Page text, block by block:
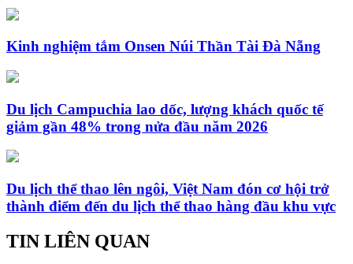
Kinh nghiệm tắm Onsen Núi Thần Tài Đà Nẵng
Du lịch Campuchia lao dốc, lượng khách quốc tế
giảm gần 48% trong nửa đầu năm 2026
Du lịch thể thao lên ngôi, Việt Nam đón cơ hội trở
thành điểm đến du lịch thể thao hàng đầu khu vực
TIN LIÊN QUAN